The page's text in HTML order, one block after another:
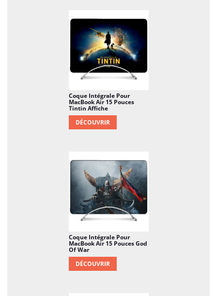
Coque Intégrale Pour
MacBook Air 15 Pouces
Tintin Affiche
DÉCOUVRIR
Coque Intégrale Pour
MacBook Air 15 Pouces God
Of War
DÉCOUVRIR